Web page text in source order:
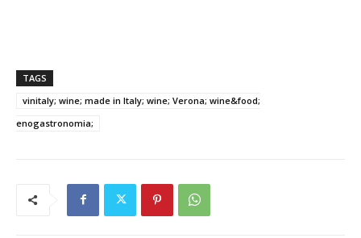
TAGS
vinitaly; wine; made in Italy; wine; Verona; wine&food;
enogastronomia;